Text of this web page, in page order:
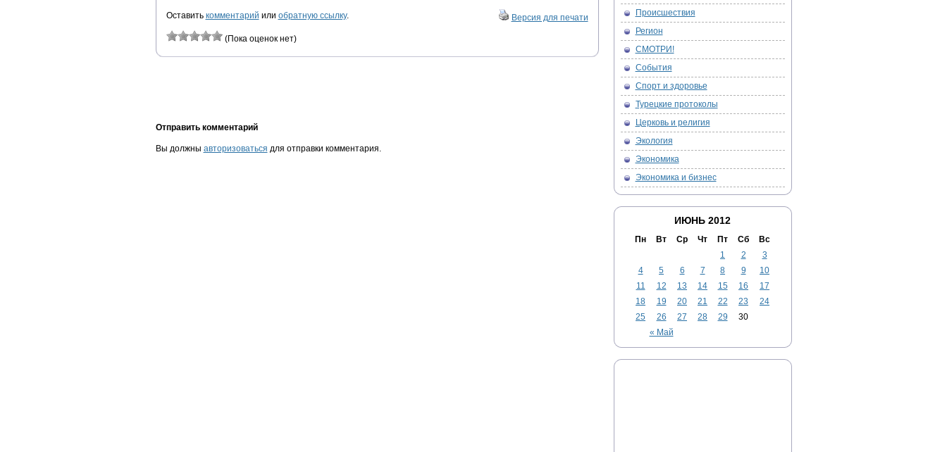
Оставить комментарий или обратную ссылку. Версия для печати
(Пока оценок нет)
Отправить комментарий
Вы должны авторизоваться для отправки комментария.
Происшествия
Регион
СМОТРИ!
События
Спорт и здоровье
Турецкие протоколы
Церковь и религия
Экология
Экономика
Экономика и бизнес
ИЮНЬ 2012
Пн Вт Ср Чт Пт Сб Вс
« Май
1 2
3
4
5 6 7 8 9
10
11
12 13 14 15 16
17
18
19 20 21 22 23
24
25
26 27 28 29 30